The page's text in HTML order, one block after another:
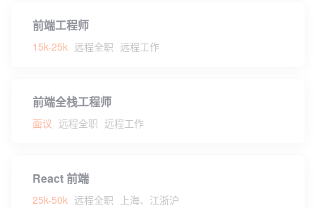
前端工程师
15k-25k 远程全职 远程工作
前端全栈工程师
面议 远程全职 远程工作
React 前端
25k-50k 远程全职 上海、江浙沪